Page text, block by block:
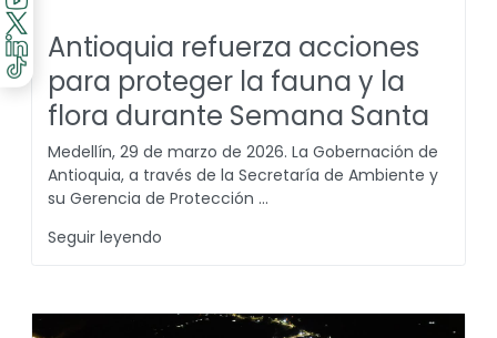
Antioquia refuerza acciones
para proteger la fauna y la
flora durante Semana Santa
Medellín, 29 de marzo de 2026. La Gobernación de
Antioquia, a través de la Secretaría de Ambiente y
su Gerencia de Protección ...
Seguir leyendo